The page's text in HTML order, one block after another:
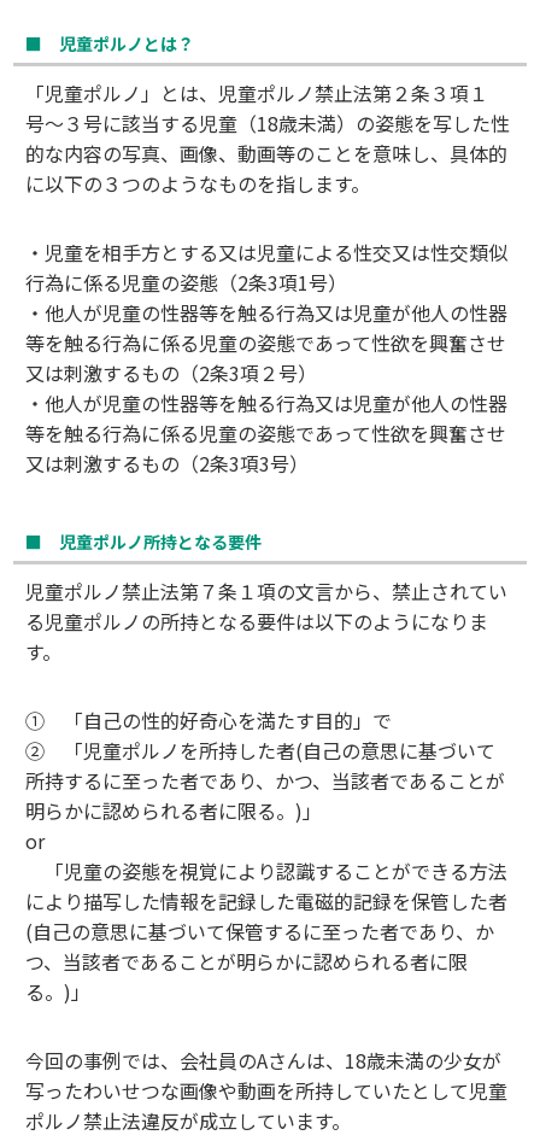
■ 児童ポルノとは？
「児童ポルノ」とは、児童ポルノ禁止法第２条３項１
号〜３号に該当する児童（18歳未満）の姿態を写した性
的な内容の写真、画像、動画等のことを意味し、具体的
に以下の３つのようなものを指します。
・児童を相手方とする又は児童による性交又は性交類似
行為に係る児童の姿態（2条3項1号）
・他人が児童の性器等を触る行為又は児童が他人の性器
等を触る行為に係る児童の姿態であって性欲を興奮させ
又は刺激するもの（2条3項２号）
・他人が児童の性器等を触る行為又は児童が他人の性器
等を触る行為に係る児童の姿態であって性欲を興奮させ
又は刺激するもの（2条3項3号）
■ 児童ポルノ所持となる要件
児童ポルノ禁止法第７条１項の文言から、禁止されてい
る児童ポルノの所持となる要件は以下のようになりま
す。
① 「自己の性的好奇心を満たす目的」で
② 「児童ポルノを所持した者(自己の意思に基づいて
所持するに至った者であり、かつ、当該者であることが
明らかに認められる者に限る。)」
or
「児童の姿態を視覚により認識することができる方法
により描写した情報を記録した電磁的記録を保管した者
(自己の意思に基づいて保管するに至った者であり、か
つ、当該者であることが明らかに認められる者に限
る。)」
今回の事例では、会社員のAさんは、18歳未満の少女が
写ったわいせつな画像や動画を所持していたとして児童
ポルノ禁止法違反が成立しています。